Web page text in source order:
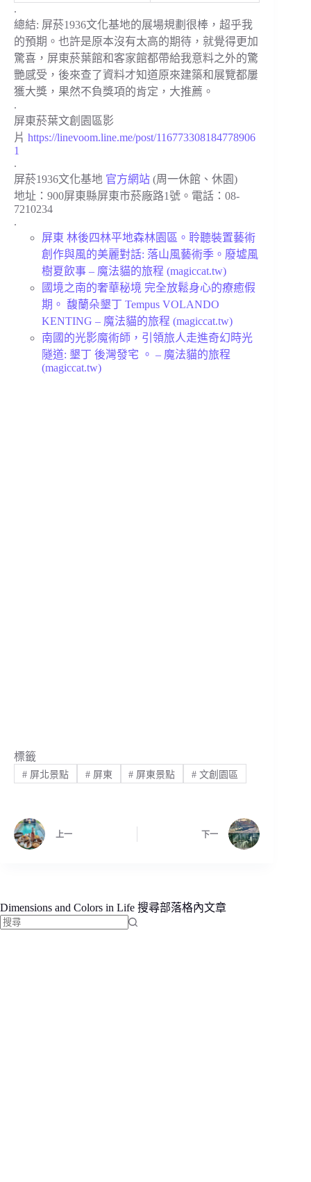
.
總結: 屏菸1936文化基地的展場規劃很棒，超乎我
的預期。也許是原本沒有太高的期待，就覺得更加
驚喜，屏東菸葉館和客家館都帶給我意料之外的驚
艷感受，後來查了資料才知道原來建築和展覽都屢
獲大獎，果然不負獎項的肯定，大推薦。
.
屏東菸葉文創園區影
片 https://linevoom.line.me/post/116773308184778906
1
.
屏菸1936文化基地 官方網站 (周一休館、休園)
地址：900屏東縣屏東市菸廠路1號。電話：08-
7210234
.
屏東 林後四林平地森林園區。聆聽裝置藝術
創作與風的美麗對話: 落山風藝術季。廢墟風
樹夏飲事 – 魔法貓的旅程 (magiccat.tw)
國境之南的奢華秘境 完全放鬆身心的療癒假
期。 馥蘭朵墾丁 Tempus VOLANDO
KENTING – 魔法貓的旅程 (magiccat.tw)
南國的光影魔術師，引領旅人走進奇幻時光
隧道: 墾丁 後灣發宅 。 – 魔法貓的旅程
(magiccat.tw)
標籤
#屏北景點 #屏東 # 屏東景點 # 文創園區
上一 下一
Dimensions and Colors in Life 搜尋部落格內文章